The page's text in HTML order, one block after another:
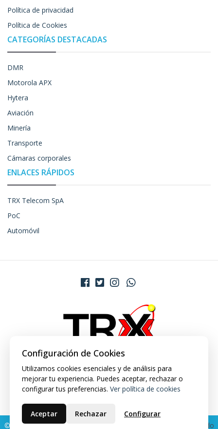
Política de privacidad
Política de Cookies
CATEGORÍAS DESTACADAS
DMR
Motorola APX
Hytera
Aviación
Minería
Transporte
Cámaras corporales
ENLACES RÁPIDOS
TRX Telecom SpA
PoC
Automóvil
© 2026 TRX Market. Todos los derechos reservados. Desarrollado
Configuración de Cookies
Utilizamos cookies esenciales y de análisis para
mejorar tu experiencia. Puedes aceptar, rechazar o
configurar tus preferencias. Ver política de cookies
Aceptar Rechazar Configurar